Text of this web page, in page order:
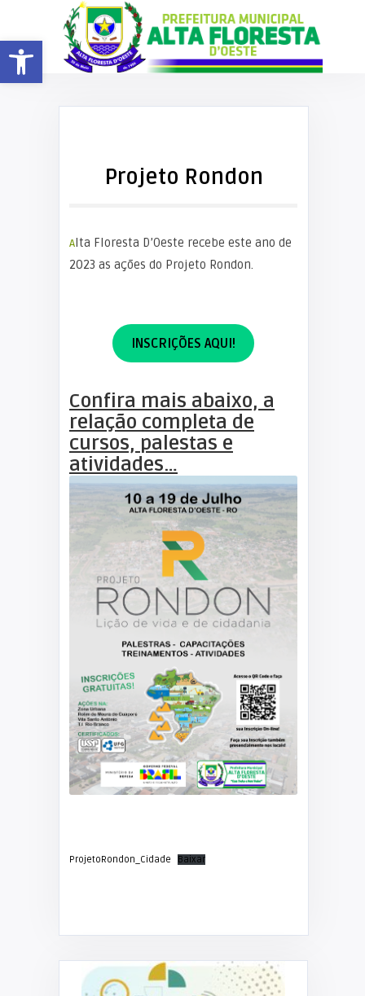
Barra de Ferramentas Aberta
Projeto Rondon
Alta Floresta D’Oeste recebe este ano de
2023 as ações do Projeto Rondon.
INSCRIÇÕES AQUI!
Confira mais abaixo, a
relação completa de
cursos, palestas e
atividades…
ProjetoRondon_Cidade Baixar